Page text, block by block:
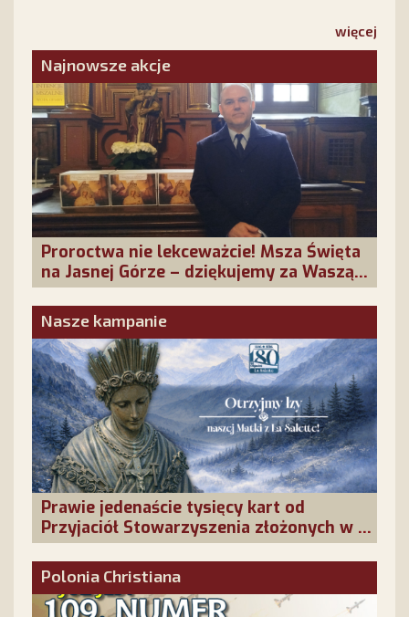
więcej
Najnowsze akcje
Proroctwa nie lekceważcie! Msza Święta
na Jasnej Górze – dziękujemy za Waszą
obecność!
Nasze kampanie
Prawie jedenaście tysięcy kart od
Przyjaciół Stowarzyszenia złożonych w La
Salette!
Polonia Christiana